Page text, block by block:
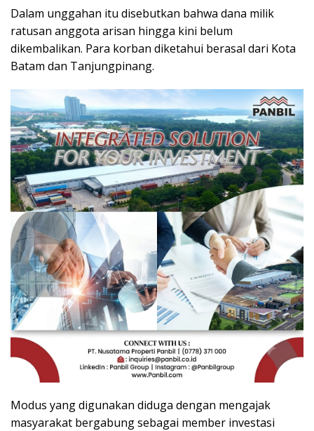
Dalam unggahan itu disebutkan bahwa dana milik
ratusan anggota arisan hingga kini belum
dikembalikan. Para korban diketahui berasal dari Kota
Batam dan Tanjungpinang.
Modus yang digunakan diduga dengan mengajak
masyarakat bergabung sebagai member investasi